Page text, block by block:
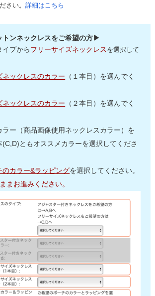
さい。 詳細はこちら
トンネックレスをご希望の方▶
プから フリーサイズネックレス を選択して
ネックレスのカラー （１本目）を選んでく
ネックレスのカラー （２本目）を選んでく
ラー（商品画像使用ネックレスカラー）を
(C,D)ともオススメカラーを選択してくださ
のカラー&ラッピングを選択してください。
まお進みください。